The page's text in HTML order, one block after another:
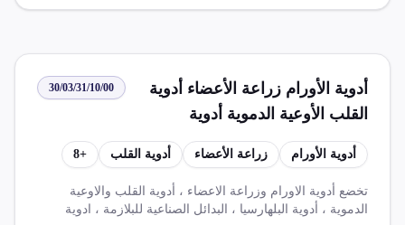
كما تتطلب موافقة مختومة بخاتم شعار جمهورية من الجهات
أدوية الأورام زراعة الأعضاء أدوية
القلب الأوعية الدموية أدوية
البلهارسيا البدائل الصناعية للبلازما
أدوية الأمراض المستعصية المزمنة
النفسية العصبية غير مهيأة في مقادير
معايرة أو أشكال أو أغلفة معدة للبيع
30/03/31/10/00
أدوية الأورام زراعة الأعضاء أدوية القلب +
8
تخضع أدوية الاورام وزراعة الاعضاء ، أدوية القلب والاوعية
الدموية ، أدوية البلهارسيا ، البدائل الصناعية للبلازمة ، ادوية